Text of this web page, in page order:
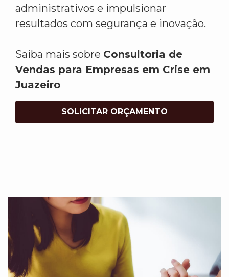
administrativos e impulsionar
resultados com segurança e inovação.
Saiba mais sobre Consultoria de
Vendas para Empresas em Crise em
Juazeiro
SOLICITAR ORÇAMENTO